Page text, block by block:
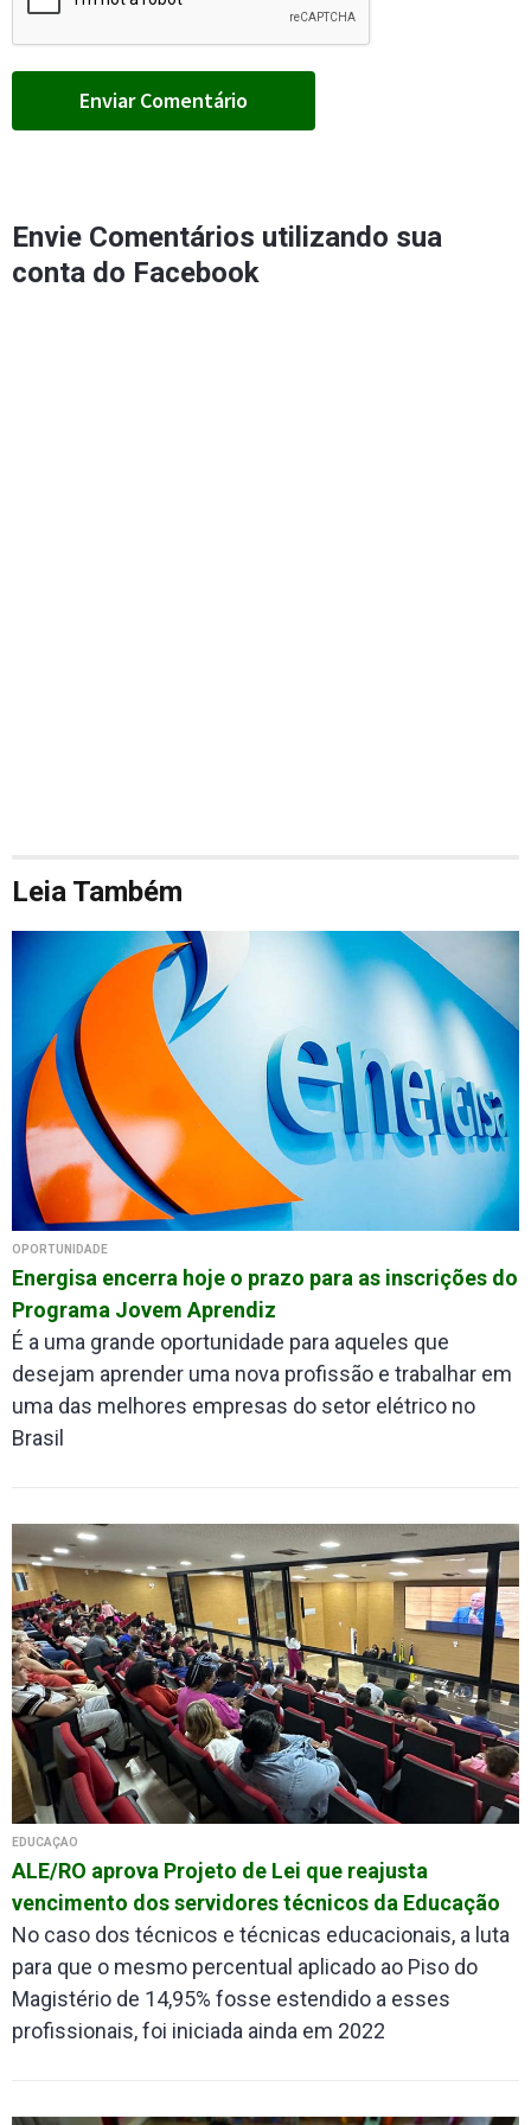
Envie Comentários utilizando sua
conta do Facebook
Leia Também
OPORTUNIDADE
Energisa encerra hoje o prazo para as inscrições do
Programa Jovem Aprendiz
É a uma grande oportunidade para aqueles que
desejam aprender uma nova profissão e trabalhar em
uma das melhores empresas do setor elétrico no
Brasil
EDUCAÇÃO
ALE/RO aprova Projeto de Lei que reajusta
vencimento dos servidores técnicos da Educação
No caso dos técnicos e técnicas educacionais, a luta
para que o mesmo percentual aplicado ao Piso do
Magistério de 14,95% fosse estendido a esses
profissionais, foi iniciada ainda em 2022